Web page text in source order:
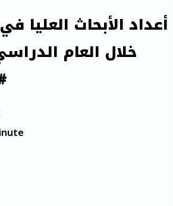
أعداد الأبحاث العليا